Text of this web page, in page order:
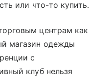
или что-то купить.
центрам как
магазин одежды
с
клуб нельзя